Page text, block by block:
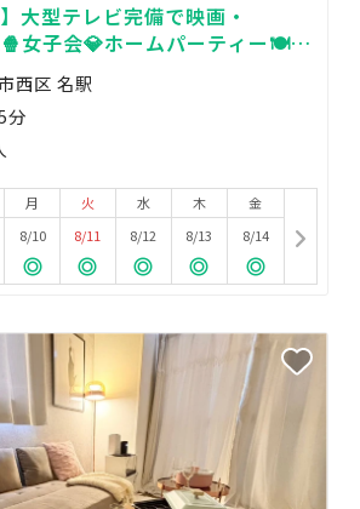
大型テレビ完備で映画・
女子会💎ホームパーティー🍽飲
日利用OK🏪高速Wifi✨
西区 名駅
分
月
8/10
火
8/11
水
8/12
木
8/13
金
8/14